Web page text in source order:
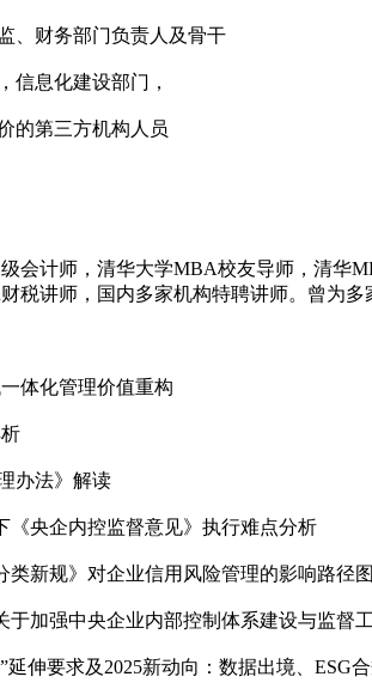
财务部门负责人及骨干
息化建设部门，
第三方机构人员
计师，清华大学MBA校友导师，清华
税讲师，国内多家机构特聘讲师。曾为
体化管理价值重构
办法》解读
央企内控监督意见》执行难点分析
新规》对企业信用风险管理的影响路径
加强中央企业内部控制体系建设与监督
伸要求及2025新动向：数据出境、ESG